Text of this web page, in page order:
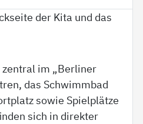
im „Berliner
das Schwimmbad
sowie Spielplätze
sich in direkter